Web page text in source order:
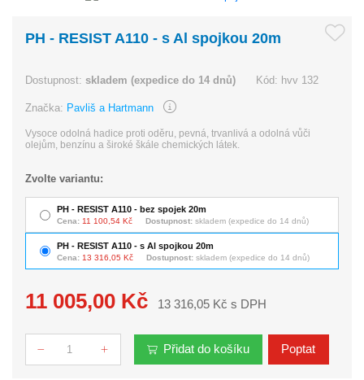
PH - RESIST A110 - s Al spojkou 20m
Dostupnost:skladem (expedice do 14 dnů) Kód: hvv 132
Značka: Pavliš a Hartmann
Vysoce odolná hadice proti oděru, pevná, trvanlivá a odolná vůči
olejům, benzínu a široké škále chemických látek.
Zvolte variantu:
PH - RESIST A110 - bez spojek 20m
Cena: 11 100,54 Kč Dostupnost: skladem (expedice do 14 dnů)
PH - RESIST A110 - s Al spojkou 20m
Cena: 13 316,05 Kč Dostupnost: skladem (expedice do 14 dnů)
11 005,00 Kč 13 316,05 Kč s DPH
Přidat do košíku Poptat